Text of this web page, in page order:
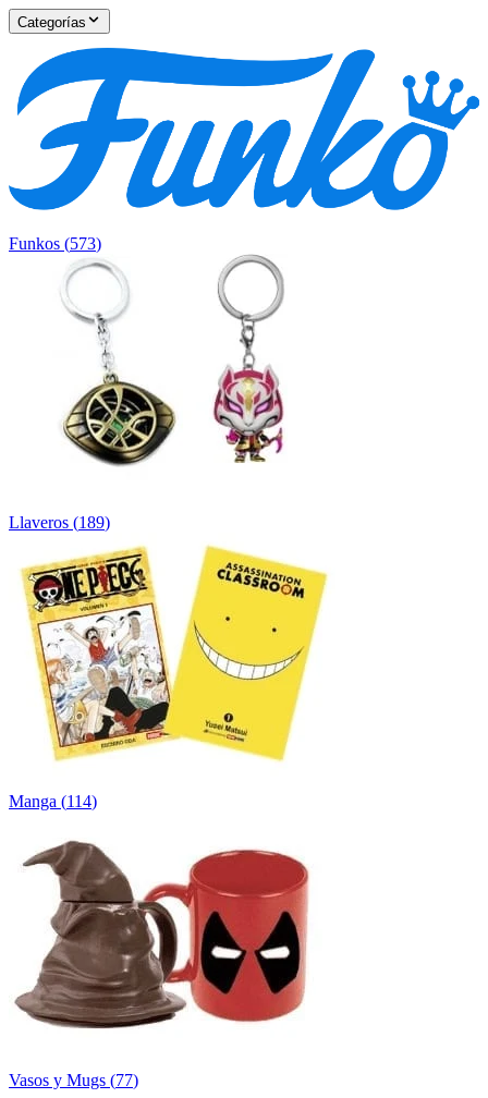
Categorías
Funkos (573)
Llaveros (189)
Manga (114)
Vasos y Mugs (77)